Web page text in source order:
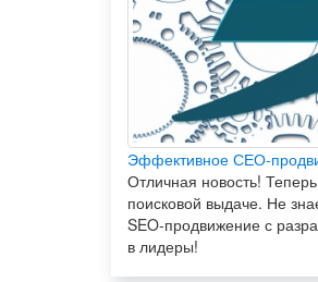
Эффективное СЕО-
Отличная новость!
поисковой выдаче. Не
SEO-продвижение с
в лидеры!